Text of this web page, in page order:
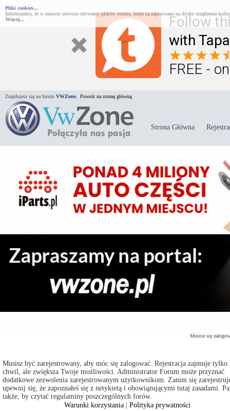
Follow
with
FREE -
Pliki cookies...
Informujemy, że w naszym serwisie używamy plików cookie, które są zapisywane na dysku urządzenia
Więcej...
Znajdujesz się na forum VWZone Powrót na stronę główną.
Strona Główna
Musisz się
Musisz być zarejestrowany, aby móc się zalogować. Rejestracja zajmuje
chwil, ale zwiększa Twoje możliwości. Administrator Forum może przyznać
dodatkowe zezwolenia zarejestrowanym użytkownikom. Zanim się
upewnij się, że zapoznałeś się z netykietą i obowiązującymi tutaj zasadami.
także, by czytać regulaminy poszczególnych forów.
Warunki korzystania |Polityka prywatności